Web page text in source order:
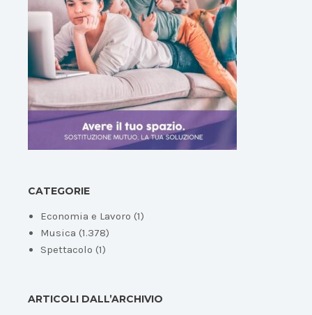
CATEGORIE
Economia e Lavoro (1)
Musica (1.378)
Spettacolo (1)
ARTICOLI DALL’ARCHIVIO